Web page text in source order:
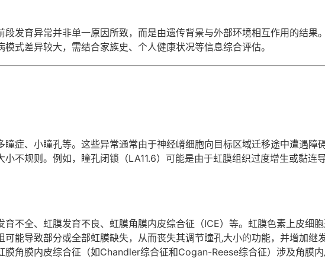
段发育异常并非单一原因所致，而是由遗传背景与外部环境相互作用的结果
模式差异较大，需结合家族史、个人健康状况等信息综合评估。
瞳症、小瞳孔等。这些异常通常由于神经嵴细胞向目标区域迁移途中遭遇障碍
小不规则。例如，瞳孔闭锁（LA11.6）可能是由于虹膜组织过度增生或黏连
育不全、虹膜发育不良、虹膜角膜内皮综合征（ICE）等。虹膜色素上皮细
可能导致部分或全部虹膜缺失，从而丧失其调节瞳孔大小的功能，并增加继
膜角膜内皮综合征（如Chandler综合征和Cogan-Reese综合征）涉及角膜